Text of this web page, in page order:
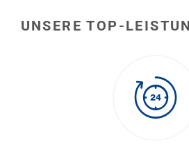
UNSERE TOP-